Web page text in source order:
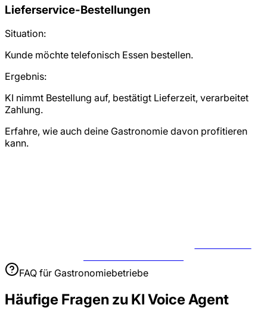
Lieferservice-Bestellungen
Situation:
Kunde möchte telefonisch Essen bestellen.
Ergebnis:
KI nimmt Bestellung auf, bestätigt Lieferzeit, verarbeitet
Zahlung.
Erfahre, wie auch deine Gastronomie davon profitieren
kann.
FAQ für Gastronomiebetriebe
Häufige Fragen zu KI Voice Agent